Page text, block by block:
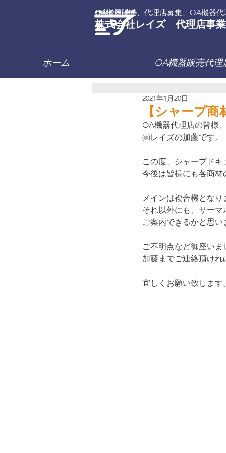
ホーム OA機器販売代理
株式会社レイズ 代理店事
OA機器販売、代理店募集、OA機器代
【シャープ
2021年1月20日
OA機器代理店の皆様
㈱レイズの加藤です。
この度、シャープド
今後は皆様にも各商
メインは複合機となり
それ以外にも、サー
ご案内できるかと思い
ご不明点など御座いま
加藤までご連絡頂け
宜しくお願い致します